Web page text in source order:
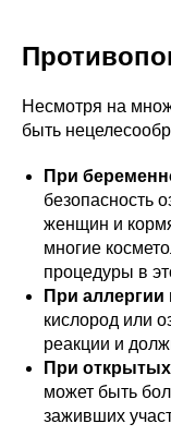
Несмотря на
быть
При
безопасность
женщин и
многие
процедуры в
При аллергии
кислород или
реакции и
При
может быть
заживших